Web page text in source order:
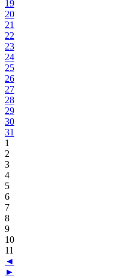
19
20
21
22
23
24
25
26
27
28
29
30
31
1
2
3
4
5
6
7
8
9
10
11
◄
►